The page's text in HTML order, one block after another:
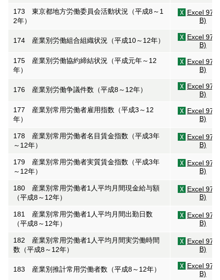
173 東京都地方労働委員会活動状況（平成8～1
2年）
Excel
B)
174 産業別労働組合組織状況（平成10～12年）
Excel
B)
175 産業別労働協約締結状況（平成元年～12
年）
Excel
B)
176 産業別労働争議件数（平成8～12年）
Excel
B)
177 産業別常用労働者雇用指数（平成3～12
年）
Excel
B)
178 産業別常用労働者名目賃金指数（平成3年
～12年）
Excel
B)
179 産業別常用労働者実質賃金指数（平成3年
～12年）
Excel
B)
180 産業別常用労働者1人平均月間現金給与額
（平成8～12年）
Excel
B)
181 産業別常用労働者1人平均月間出勤日数
（平成8～12年）
Excel
B)
182 産業別常用労働者1人平均月間実労働時間
数（平成8～12年）
Excel
B)
183 産業別推計常用労働者数（平成8～12年）
Excel
B)